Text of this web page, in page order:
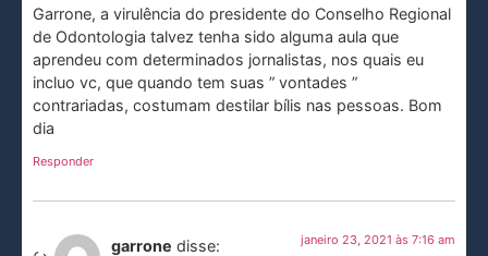
Garrone, a virulência do presidente do Conselho Regional
de Odontologia talvez tenha sido alguma aula que
aprendeu com determinados jornalistas, nos quais eu
incluo vc, que quando tem suas ” vontades ”
contrariadas, costumam destilar bílis nas pessoas. Bom
dia
Responder
garrone disse: janeiro 23, 2021 às 7:16 am